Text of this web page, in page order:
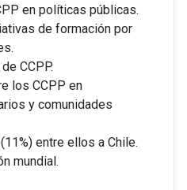
en políticas públicas.
de formación por
CCPP.
los CCPP en
y comunidades
entre ellos a Chile.
mundial.